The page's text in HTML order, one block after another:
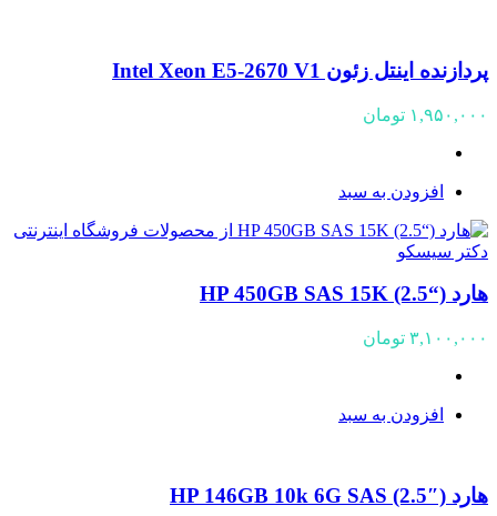
پردازنده اینتل زئون Intel Xeon E5-2670 V1
۱,۹۵۰,۰۰۰ تومان
افزودن به سبد
هارد (“HP 450GB SAS 15K (2.5
۳,۱۰۰,۰۰۰ تومان
افزودن به سبد
هارد HP 146GB 10k 6G SAS (2.5″)